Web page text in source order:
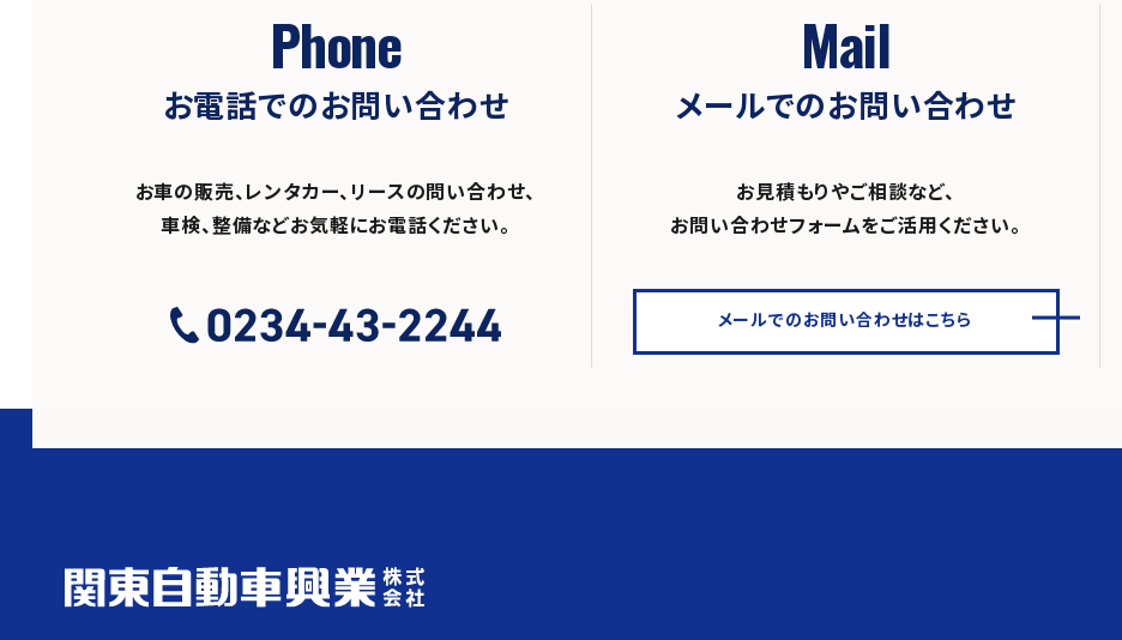
Phone
お電話でのお問い合わせ
お車の販売、レンタカー、リースの問い合わせ、
車検、整備などお気軽にお電話ください。
Mail
メールでのお問い合わせ
お見積もりやご相談など、
お問い合わせフォームをご活用ください。
メールでのお問い合わせはこちら